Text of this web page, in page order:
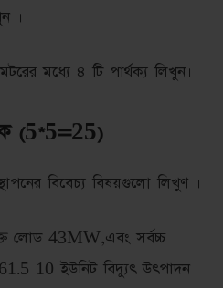
।
মধ্যে ৪ টি পার্থক্য লিখুন।
(5*5=25)
বিবেচ্য বিষয়গুলো লিখুণ ।
লোড 43MW,এবং সর্বচ্চ
10 ইউনিট বিদ্যুৎ উৎপাদন